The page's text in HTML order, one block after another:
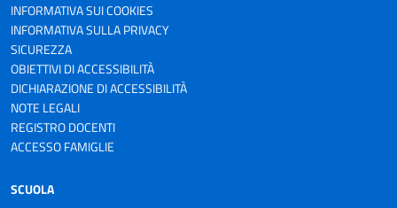
INFORMATIVA SUI COOKIES
INFORMATIVA SULLA PRIVACY
SICUREZZA
OBIETTIVI DI ACCESSIBILITÀ
DICHIARAZIONE DI ACCESSIBILITÀ
NOTE LEGALI
REGISTRO DOCENTI
ACCESSO FAMIGLIE
SCUOLA